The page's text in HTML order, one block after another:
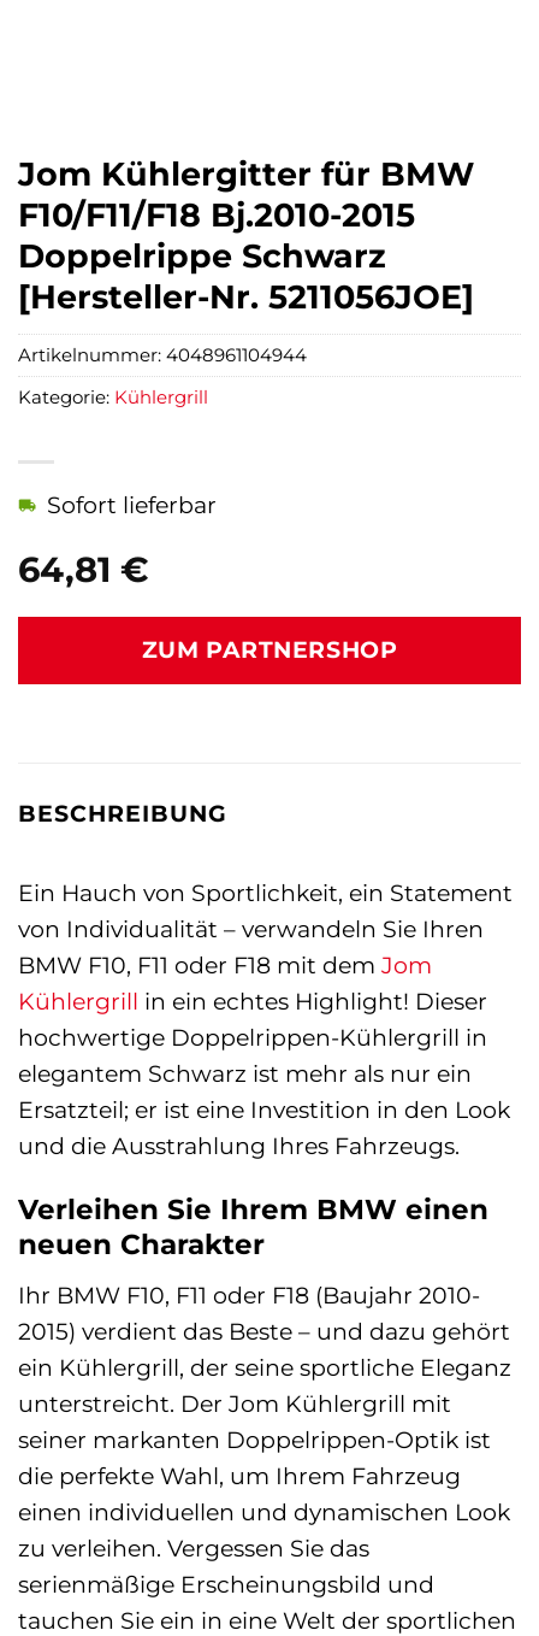
Jom Kühlergitter für BMW
F10/F11/F18 Bj.2010-2015
Doppelrippe Schwarz
[Hersteller-Nr. 5211056JOE]
64,81 €
Sofort lieferbar
ZUM PARTNERSHOP
Artikelnummer: 4048961104944
Kategorie: Kühlergrill
BESCHREIBUNG
Ein Hauch von Sportlichkeit, ein Statement
von Individualität – verwandeln Sie Ihren
BMW F10, F11 oder F18 mit dem Jom
Kühlergrill in ein echtes Highlight! Dieser
hochwertige Doppelrippen-Kühlergrill in
elegantem Schwarz ist mehr als nur ein
Ersatzteil; er ist eine Investition in den Look
und die Ausstrahlung Ihres Fahrzeugs.
Verleihen Sie Ihrem BMW einen
neuen Charakter
Ihr BMW F10, F11 oder F18 (Baujahr 2010-
2015) verdient das Beste – und dazu gehört
ein Kühlergrill, der seine sportliche Eleganz
unterstreicht. Der Jom Kühlergrill mit
seiner markanten Doppelrippen-Optik ist
die perfekte Wahl, um Ihrem Fahrzeug
einen individuellen und dynamischen Look
zu verleihen. Vergessen Sie das
serienmäßige Erscheinungsbild und
tauchen Sie ein in eine Welt der sportlichen